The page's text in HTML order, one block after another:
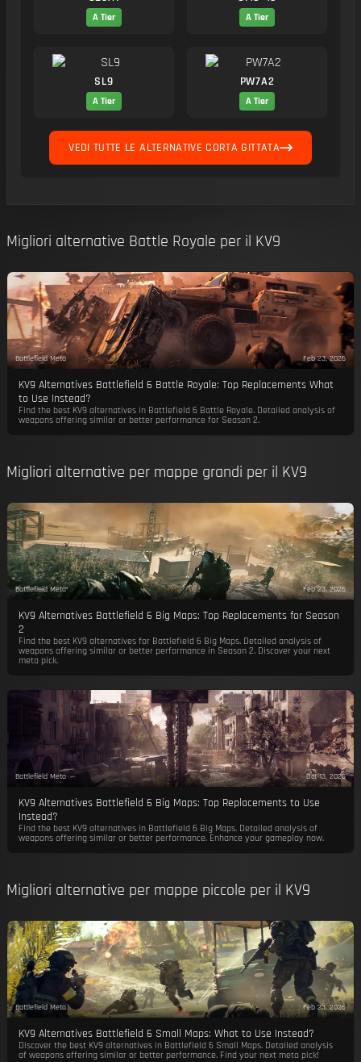
A Tier A Tier
SL9
A Tier
PW7A2
A Tier
VEDI TUTTE LE ALTERNATIVE CORTA GITTATA
Migliori alternative Battle Royale per il KV9
Battlefield Meta Feb 23, 2026
KV9 Alternatives Battlefield 6 Battle Royale: Top Replacements What
to Use Instead?
Find the best KV9 alternatives in Battlefield 6 Battle Royale. Detailed analysis of
weapons offering similar or better performance for Season 2.
Migliori alternative per mappe grandi per il KV9
Battlefield Meta Feb 23, 2026
KV9 Alternatives Battlefield 6 Big Maps: Top Replacements for Season
2
Find the best KV9 alternatives for Battlefield 6 Big Maps. Detailed analysis of
weapons offering similar or better performance in Season 2. Discover your next
meta pick.
Battlefield Meta Oct 13, 2025
KV9 Alternatives Battlefield 6 Big Maps: Top Replacements to Use
Instead?
Find the best KV9 alternatives in Battlefield 6 Big Maps. Detailed analysis of
weapons offering similar or better performance. Enhance your gameplay now.
Migliori alternative per mappe piccole per il KV9
Battlefield Meta Feb 23, 2026
KV9 Alternatives Battlefield 6 Small Maps: What to Use Instead?
Discover the best KV9 alternatives in Battlefield 6 Small Maps. Detailed analysis
of weapons offering similar or better performance. Find your next meta pick!